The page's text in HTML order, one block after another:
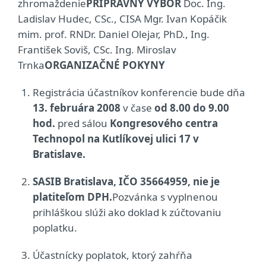
zhromaždenie PRÍPRAVNÝ VÝBOR Doc. Ing.
Ladislav Hudec, CSc., CISA Mgr. Ivan Kopáčik
mim. prof. RNDr. Daniel Olejar, PhD., Ing.
František Soviš, CSc. Ing. Miroslav
TrnkaORGANIZAČNÉ POKYNY
Registrácia účastníkov konferencie bude dňa
13. februára 2008 v čase od 8.00 do 9.00
hod. pred sálou Kongresového centra
Technopol na Kutlíkovej ulici 17v
Bratislave.
SASIB Bratislava, IČO 35664959, nie je
platiteľom DPH.Pozvánka s vyplnenou
prihláškou slúži ako doklad k zúčtovaniu
poplatku.
Účastnícky poplatok, ktorý zahŕňa